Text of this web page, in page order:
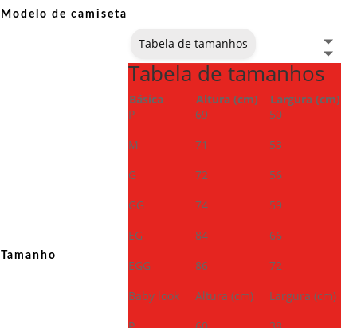
Modelo de camiseta
Tamanho
Tabela de tamanhos
Tabela de tamanhos
Básica Altura (cm)
Largura (cm)
P
69
50
M
71
53
G
72
56
GG
74
59
EG
84
66
EGG
86
72
Baby look
Altura (cm)
Largura (cm)